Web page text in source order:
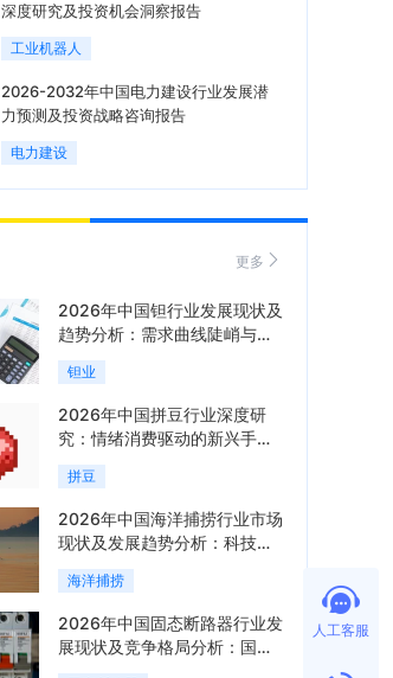
深度研究及投资机会洞察报告
工业机器人
2026-2032年中国电力建设行业发展潜
力预测及投资战略咨询报告
电力建设
更多
2026年中国钽行业发展现状及
趋势分析：需求曲线陡峭与供
给曲线平缓的博弈加剧「图」
钽业
2026年中国拼豆行业深度研
究：情绪消费驱动的新兴手工
赛道「图」
拼豆
2026年中国海洋捕捞行业市场
现状及发展趋势分析：科技赋
能与智能化转型加速「图」
海洋捕捞
2026年中国固态断路器行业发
展现状及竞争格局分析：国际
巨头领跑技术，国内企业加速
人工客服